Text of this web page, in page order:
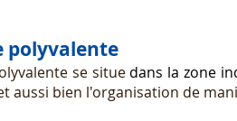
polyvalente
se situe dans la zone
aussi bien l'organisation de